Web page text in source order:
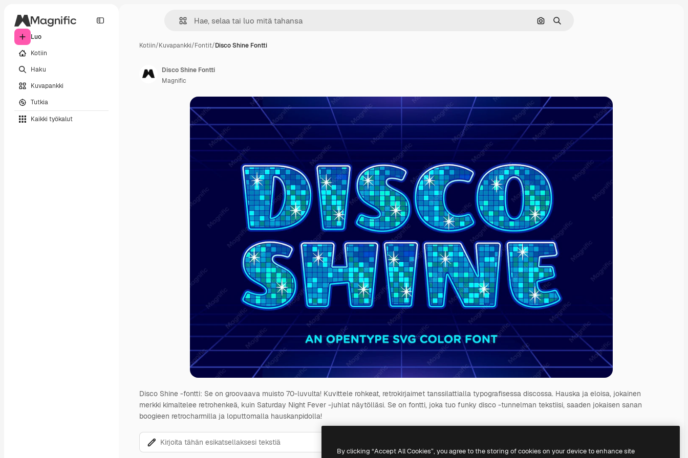
Luo
Kotiin
Haku
Kuvapankki
Tutkia
Kaikki työkalut
Hae kuvan perusteella
Haku
Kotiin/Kuvapankki/Fontit/Disco Shine Fontti
Disco Shine Fontti
Magnific
Disco Shine -fontti: Se on groovaava muisto 70-luvulta! Kuvittele rohkeat, retrokirjaimet tanssilattialla typografisessa discossa. Hauska ja eloisa, jokainen
merkki kimaltelee retrohenkeä, kuin Saturday Night Fever -juhlat näytölläsi. Se on fontti, joka tuo funky disco -tunnelman tekstiisi, saaden jokaisen sanan
boogieen retrocharmilla ja loputtomalla hauskanpidolla!
By clicking “Accept All Cookies”, you agree to the storing of cookies on your device to enhance site